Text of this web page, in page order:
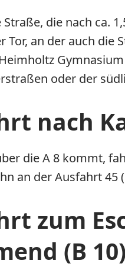
Straße, die nach ca.
Tor, an der auch die
oder der
nach
die A 8 kommt,
an der Ausfahrt 45
zum
(B